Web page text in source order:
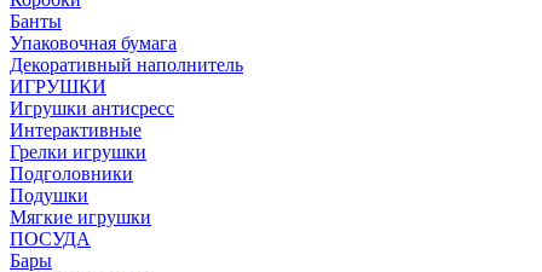
Банты
Упаковочная бумага
Декоративный наполнитель
ИГРУШКИ
Игрушки антисресс
Интерактивные
Грелки игрушки
Подголовники
Подушки
Мягкие игрушки
ПОСУДА
Бары